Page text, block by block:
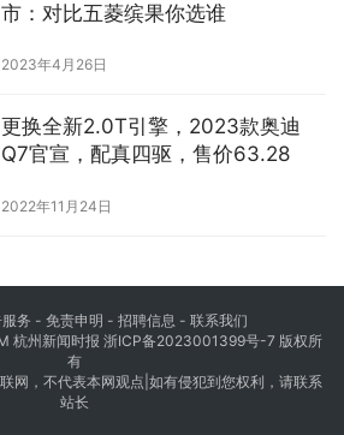
市：对比五菱缤果你选谁
2023年4月26日
更换全新2.0T引擎，2023款奥迪
Q7官宣，配真四驱，售价63.28
2022年11月24日
务 - 免责申明 - 招聘信息 - 联系我们
杭州新闻时报 浙ICP备2023001399号-7 版权所
有
网，不代表本网观点|如有侵犯到您权利，请联系
站长